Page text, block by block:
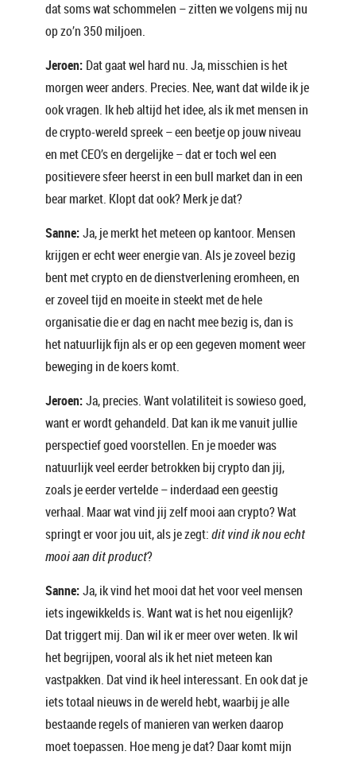
dat soms wat schommelen – zitten we volgens mij nu
op zo’n 350 miljoen.
Jeroen: Dat gaat wel hard nu. Ja, misschien is het
morgen weer anders. Precies. Nee, want dat wilde ik je
ook vragen. Ik heb altijd het idee, als ik met mensen in
de crypto-wereld spreek – een beetje op jouw niveau
en met CEO’s en dergelijke – dat er toch wel een
positievere sfeer heerst in een bull market dan in een
bear market. Klopt dat ook? Merk je dat?
Sanne:Ja, je merkt het meteen op kantoor. Mensen
krijgen er echt weer energie van. Als je zoveel bezig
bent met crypto en de dienstverlening eromheen, en
er zoveel tijd en moeite in steekt met de hele
organisatie die er dag en nacht mee bezig is, dan is
het natuurlijk fijn als er op een gegeven moment weer
beweging in de koers komt.
Jeroen:Ja, precies. Want volatiliteit is sowieso goed,
want er wordt gehandeld. Dat kan ik me vanuit jullie
perspectief goed voorstellen. En je moeder was
natuurlijk veel eerder betrokken bij crypto dan jij,
zoals je eerder vertelde – inderdaad een geestig
verhaal. Maar wat vind jij zelf mooi aan crypto? Wat
springt er voor jou uit, als je zegt:dit vind ik nou echt
mooi aan dit product?
Sanne:Ja, ik vind het mooi dat het voor veel mensen
iets ingewikkelds is. Want wat is het nou eigenlijk?
Dat triggert mij. Dan wil ik er meer over weten. Ik wil
het begrijpen, vooral als ik het niet meteen kan
vastpakken. Dat vind ik heel interessant. En ook dat je
iets totaal nieuws in de wereld hebt, waarbij je alle
bestaande regels of manieren van werken daarop
moet toepassen. Hoe meng je dat? Daar komt mijn